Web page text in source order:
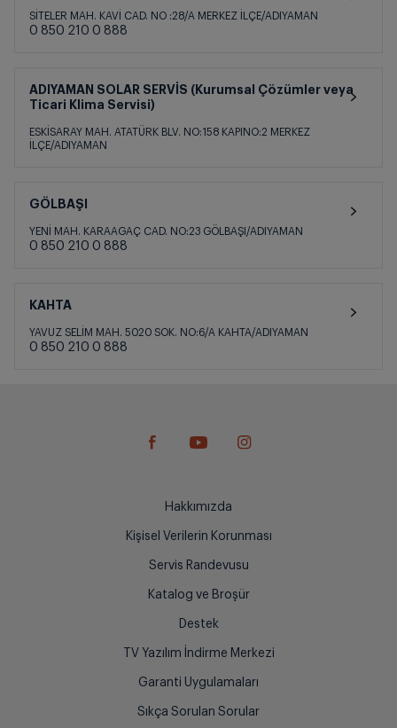
SİTELER MAH. KAVİ CAD. NO :28/A MERKEZ İLÇE/ADIYAMAN
0 850 210 0 888
ADIYAMAN SOLAR SERVİS (Kurumsal Çözümler veya
Ticari Klima Servisi)
ESKİSARAY MAH. ATATÜRK BLV. NO:158 KAPINO:2 MERKEZ
İLÇE/ADIYAMAN
GÖLBAŞI
YENİ MAH. KARAAGAÇ CAD. NO:23 GÖLBAŞI/ADIYAMAN
0 850 210 0 888
KAHTA
YAVUZ SELİM MAH. 5020 SOK. NO:6/A KAHTA/ADIYAMAN
0 850 210 0 888
Hakkımızda
Kişisel Verilerin Korunması
Servis Randevusu
Katalog ve Broşür
Destek
TV Yazılım İndirme Merkezi
Garanti Uygulamaları
Sıkça Sorulan Sorular